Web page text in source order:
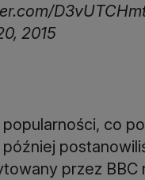
2015
co
przez BBC